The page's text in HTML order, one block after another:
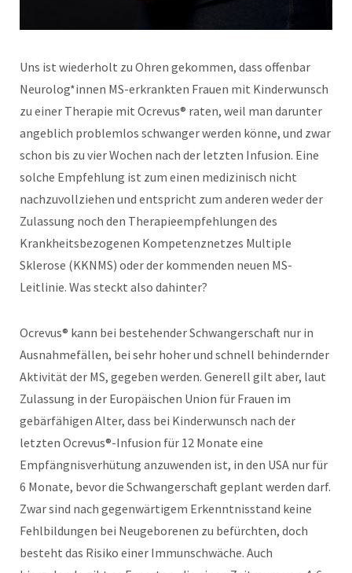
Uns ist wiederholt zu Ohren gekommen, dass offenbar
Neurolog*innen MS-erkrankten Frauen mit Kinderwunsch
zu einer Therapie mit Ocrevus® raten, weil man darunter
angeblich problemlos schwanger werden könne, und zwar
schon bis zu vier Wochen nach der letzten Infusion. Eine
solche Empfehlung ist zum einen medizinisch nicht
nachzuvollziehen und entspricht zum anderen weder der
Zulassung noch den Therapieempfehlungen des
Krankheitsbezogenen Kompetenznetzes Multiple
Sklerose (KKNMS) oder der kommenden neuen MS-
Leitlinie. Was steckt also dahinter?
Ocrevus® kann bei bestehender Schwangerschaft nur in
Ausnahmefällen, bei sehr hoher und schnell behindernder
Aktivität der MS, gegeben werden. Generell gilt aber, laut
Zulassung in der Europäischen Union für Frauen im
gebärfähigen Alter, dass bei Kinderwunsch nach der
letzten Ocrevus®-Infusion für 12 Monate eine
Empfängnisverhütung anzuwenden ist, in den USA nur für
6 Monate, bevor die Schwangerschaft geplant werden darf.
Zwar sind nach gegenwärtigem Erkenntnisstand keine
Fehlbildungen bei Neugeborenen zu befürchten, doch
besteht das Risiko einer Immunschwäche. Auch